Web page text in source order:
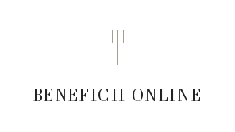
BENEFICII ONLINE